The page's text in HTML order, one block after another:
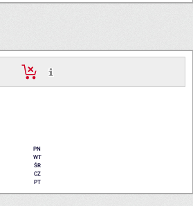
PN
WT
ŚR
CZ
PT